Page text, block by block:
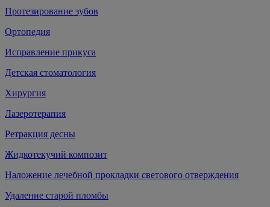
Протезирование зубов
Ортопедия
Исправление прикуса
Детская стоматология
Хирургия
Лазеротерапия
Ретракция десны
Жидкотекучий композит
Наложение лечебной прокладки светового отверждения
Удаление старой пломбы